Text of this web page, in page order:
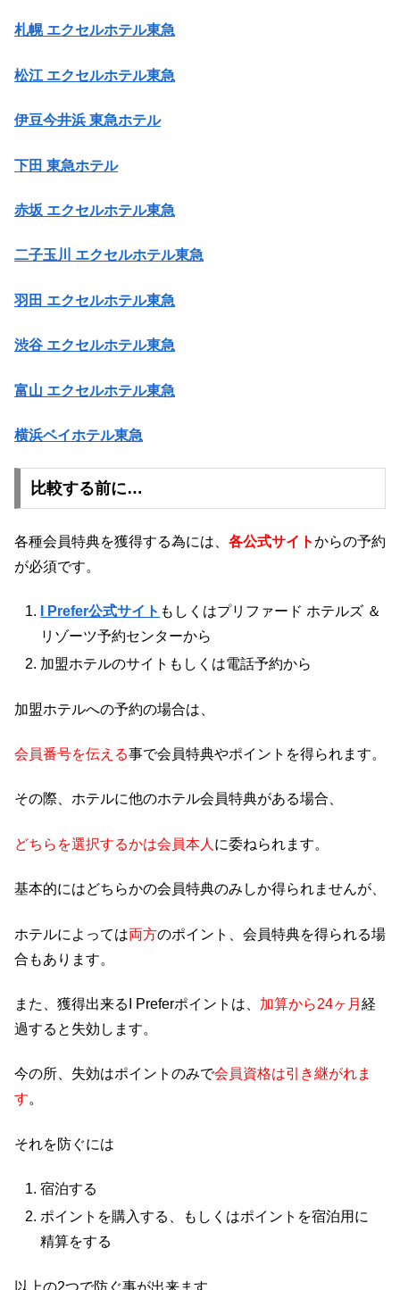
札幌 エクセルホテル東急
松江 エクセルホテル東急
伊豆今井浜 東急ホテル
下田 東急ホテル
赤坂 エクセルホテル東急
二子玉川 エクセルホテル東急
羽田 エクセルホテル東急
渋谷 エクセルホテル東急
富山 エクセルホテル東急
横浜ベイホテル東急
比較する前に…
各種会員特典を獲得する為には、 各公式サイトからの予約
が必須です。
I Prefer公式サイト もしくはプリファード ホテルズ ＆
リゾーツ予約センターから
加盟ホテルのサイトもしくは電話予約から
加盟ホテルへの予約の場合は、
会員番号を伝える事で会員特典やポイントを得られます。
その際、ホテルに他のホテル会員特典がある場合、
どちらを選択するかは会員本人 に委ねられます。
基本的にはどちらかの会員特典のみしか得られませんが、
ホテルによっては両方のポイント、会員特典を得られる場
合もあります。
また、獲得出来るI Preferポイントは、 加算から24ヶ月 経
過すると失効します。
今の所、失効はポイントのみで会員資格は引き継がれま
す。
それを防ぐには
宿泊する
ポイントを購入する、もしくはポイントを宿泊用に
精算をする
以上の2つで防ぐ事が出来ます。